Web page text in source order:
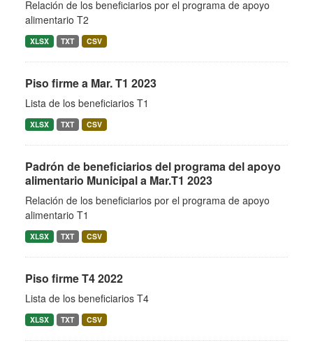
Relación de los beneficiarios por el programa de apoyo
alimentario T2
XLSX TXT CSV
Piso firme a Mar. T1 2023
Lista de los beneficiarios T1
XLSX TXT CSV
Padrón de beneficiarios del programa del apoyo
alimentario Municipal a Mar.T1 2023
Relación de los beneficiarios por el programa de apoyo
alimentario T1
XLSX TXT CSV
Piso firme T4 2022
Lista de los beneficiarios T4
XLSX TXT CSV